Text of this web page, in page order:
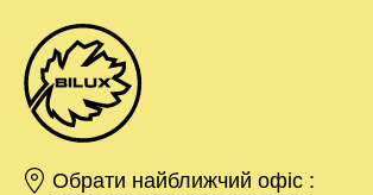
Обрати найближчий офіс :
Киев
Харьков